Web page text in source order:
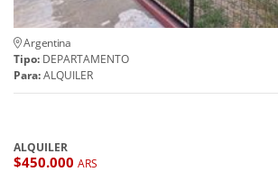
Argentina
Tipo: DEPARTAMENTO
Para:ALQUILER
ALQUILER
$450.000 ARS